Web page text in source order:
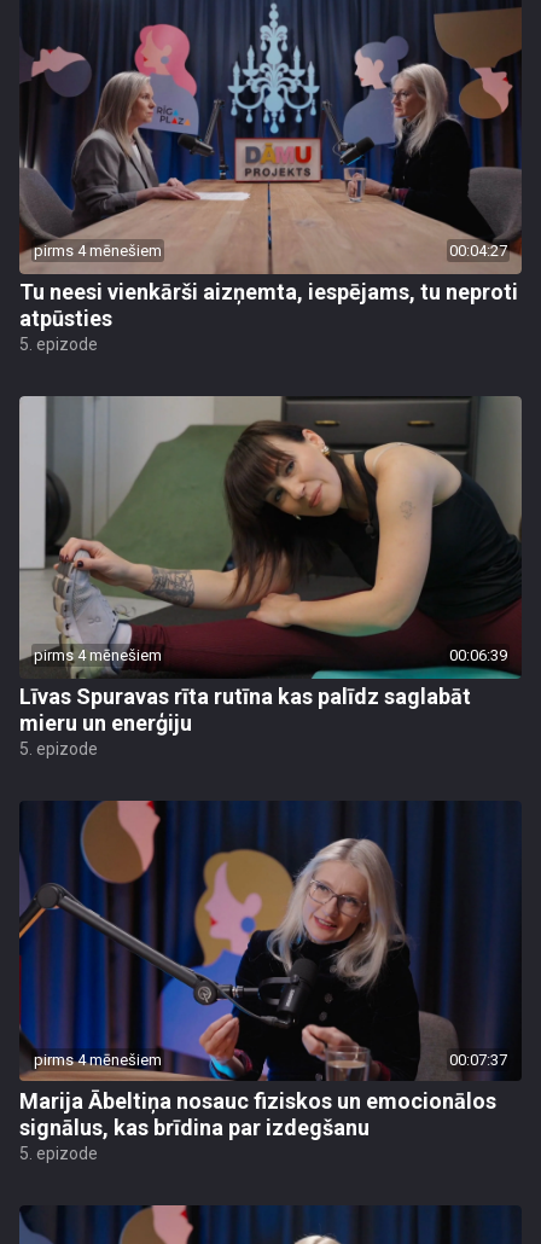
pirms 4 mēnešiem 00:04:27
Tu neesi vienkārši aizņemta, iespējams, tu neproti
atpūsties
5. epizode
pirms 4 mēnešiem 00:06:39
Līvas Spuravas rīta rutīna kas palīdz saglabāt
mieru un enerģiju
5. epizode
pirms 4 mēnešiem 00:07:37
Marija Ābeltiņa nosauc fiziskos un emocionālos
signālus, kas brīdina par izdegšanu
5. epizode